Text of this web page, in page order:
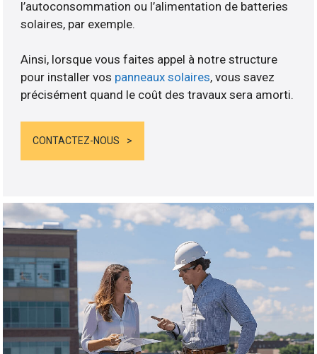
l’autoconsommation ou l’alimentation de batteries
solaires, par exemple.
Ainsi, lorsque vous faites appel à notre structure
pour installer vos panneaux solaires, vous savez
précisément quand le coût des travaux sera amorti.
CONTACTEZ-NOUS